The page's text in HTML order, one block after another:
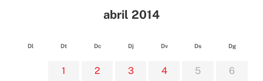
abril 2014
Dl Dt Dc Dj Dv Ds Dg
1 2 3 4 5 6